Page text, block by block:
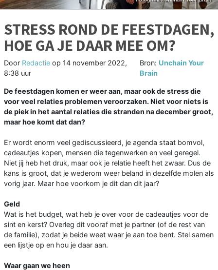
STRESS ROND DE FEESTDAGEN,
HOE GA JE DAAR MEE OM?
Door Redactie op 14 november 2022,
8:38 uur
Bron: Unchain Your
Brain
De feestdagen komen er weer aan, maar ook de stress die
voor veel relaties problemen veroorzaken. Niet voor niets is
de piek in het aantal relaties die stranden na december groot,
maar hoe komt dat dan?
Er wordt enorm veel gediscussieerd, je agenda staat bomvol,
cadeautjes kopen, mensen die tegenwerken en veel geregel.
Niet jij heb het druk, maar ook je relatie heeft het zwaar. Dus de
kans is groot, dat je wederom weer beland in dezelfde molen als
vorig jaar. Maar hoe voorkom je dit dan dit jaar?
Geld
Wat is het budget, wat heb je over voor de cadeautjes voor de
sint en kerst? Overleg dit vooraf met je partner (of de rest van
de familie), zodat je beide weet waar je aan toe bent. Stel samen
een lijstje op en hou je daar aan.
Waar gaan we heen